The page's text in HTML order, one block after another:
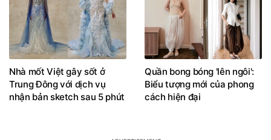
Nhà mốt Việt gây sốt ở
Trung Đông với dịch vụ
nhận bản sketch sau 5 phút
Quần bong bóng 'lên ngôi':
Biểu tượng mới của phong
cách hiện đại